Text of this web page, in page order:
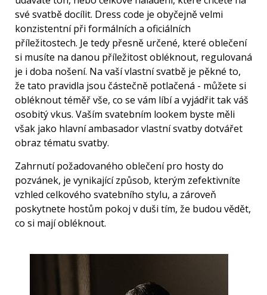
své svatbě docílit. Dress code je obyčejně velmi
konzistentní při formálních a oficiálních
příležitostech. Je tedy přesně určené, které oblečení
si musíte na danou příležitost obléknout, regulovaná
je i doba nošení. Na vaší vlastní svatbě je pěkné to,
že tato pravidla jsou částečně potlačená - můžete si
obléknout téměř vše, co se vám líbí a vyjádřit tak váš
osobitý vkus. Vaším svatebním lookem byste měli
však jako hlavní ambasador vlastní svatby dotvářet
obraz tématu svatby.
Zahrnutí požadovaného oblečení pro hosty do
pozvánek, je vynikající způsob, kterým zefektivníte
vzhled celkového svatebního stylu, a zároveň
poskytnete hostům pokoj v duši tím, že budou vědět,
co si mají obléknout.